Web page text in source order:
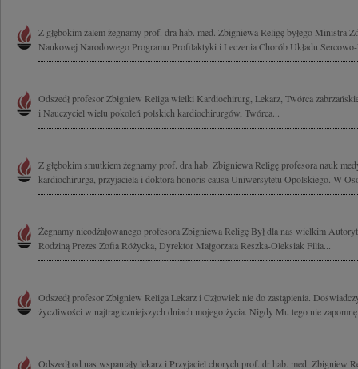
Z głębokim żalem żegnamy prof. dra hab. med. Zbigniewa Religę byłego Ministra
Naukowej Narodowego Programu Profilaktyki i Leczenia Chorób Układu
Odszedł profesor Zbigniew Religa wielki Kardiochirurg, Lekarz, Twórca
i Nauczyciel wielu pokoleń polskich kardiochirurgów, Twórca...
Z głębokim smutkiem żegnamy prof. dra hab. Zbigniewa Religę profesora nauk
kardiochirurga, przyjaciela i doktora honoris causa Uniwersytetu Opolskiego. W
Żegnamy nieodżałowanego profesora Zbigniewa Religę Był dla nas wielkim
Rodziną Prezes Zofia Różycka, Dyrektor Małgorzata Reszka-Oleksiak Filia...
Odszedł profesor Zbigniew Religa Lekarz i Człowiek nie do zastąpienia.
życzliwości w najtragiczniejszych dniach mojego życia. Nigdy Mu tego nie
Odszedł od nas wspaniały lekarz i Przyjaciel chorych prof. dr hab. med. Zbigniew